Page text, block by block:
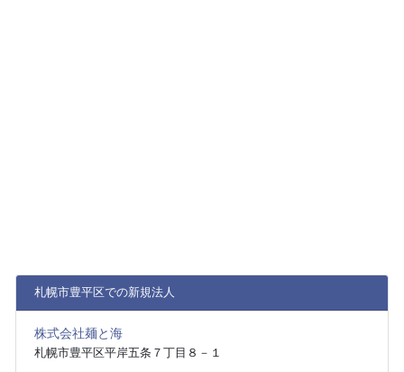
札幌市豊平区での新規法人
株式会社麺と海
札幌市豊平区平岸五条７丁目８－１